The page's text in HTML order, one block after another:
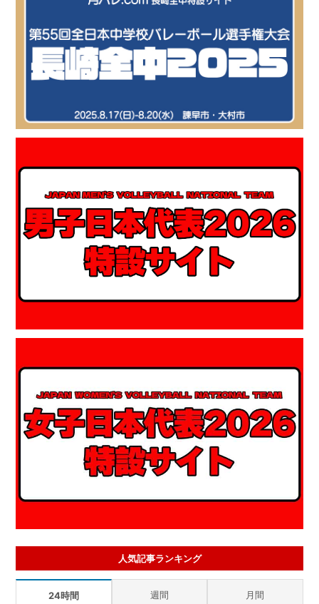
人気記事ランキング
24時間 週間 月間